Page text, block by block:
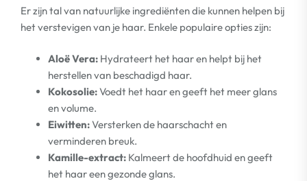
Er zijn tal van natuurlijke ingrediënten die kunnen helpen bij
het verstevigen van je haar. Enkele populaire opties zijn:
Aloë Vera: Hydrateert het haar en helpt bij het
herstellen van beschadigd haar.
Kokosolie:Voedt het haar en geeft het meer glans
en volume.
Eiwitten:Versterken de haarschacht en
verminderen breuk.
Kamille-extract: Kalmeert de hoofdhuid en geeft
het haar een gezonde glans.